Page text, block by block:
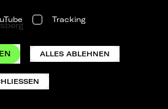
Tracking
ALLES ABLEHNEN